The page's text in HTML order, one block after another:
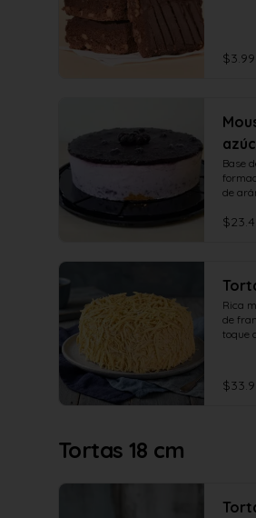
Base
de
Rica
de
toque
Tortas 18 cm